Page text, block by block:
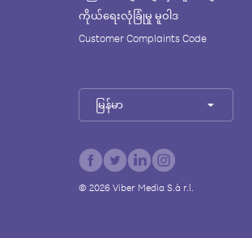
ကိုယ်ရေးလုံခြုံမှု မူဝါဒ
Customer Complaints Code
မြန်မာ
© 2026Viber Media S.à r.l.